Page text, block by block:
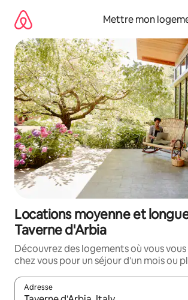
directement
contenu
Mettre mon
Locations moyenne et
Taverne d'Arbia
Découvrez des logements où vous
chez vous pour un séjour d'un mois ou
Adresse